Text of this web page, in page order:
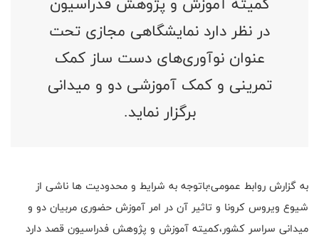
در نظر دارد نمایشگاهی مجازی تحت
عنوان نوآوری‌های دست ساز کمک
تمرینی و کمک آموزشی دو و میدانی
برگزار نماید.
به گزارش روابط عمومی؛باتوجه به شرایط و محدودیت ها ناشی از
شیوع ویروس کرونا و تاثیر آن در امر آموزش حضوری مربیان دو و
میدانی سراسر کشور،کمیته آموزش و پژوهش فدراسیون قصد دارد